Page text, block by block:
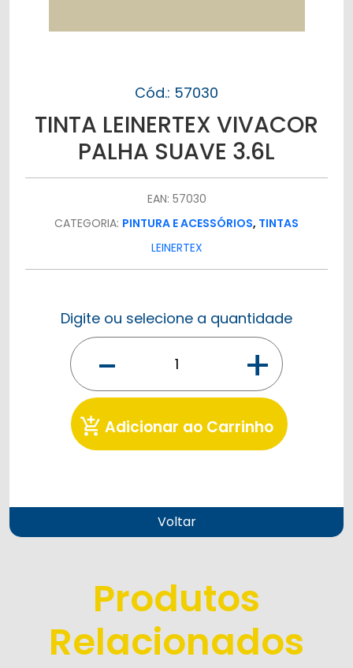
Cód.: 57030
TINTA LEINERTEX VIVACOR
PALHA SUAVE 3.6L
EAN: 57030
CATEGORIA: PINTURA E ACESSÓRIOS, TINTAS
LEINERTEX
Digite ou selecione a quantidade
- +
add_shopping_cart Adicionar ao Carrinho
Voltar
Produtos
Relacionados